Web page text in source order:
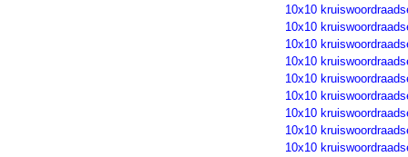
10x10
10x10
10x10
10x10
10x10
10x10
10x10
10x10
10x10